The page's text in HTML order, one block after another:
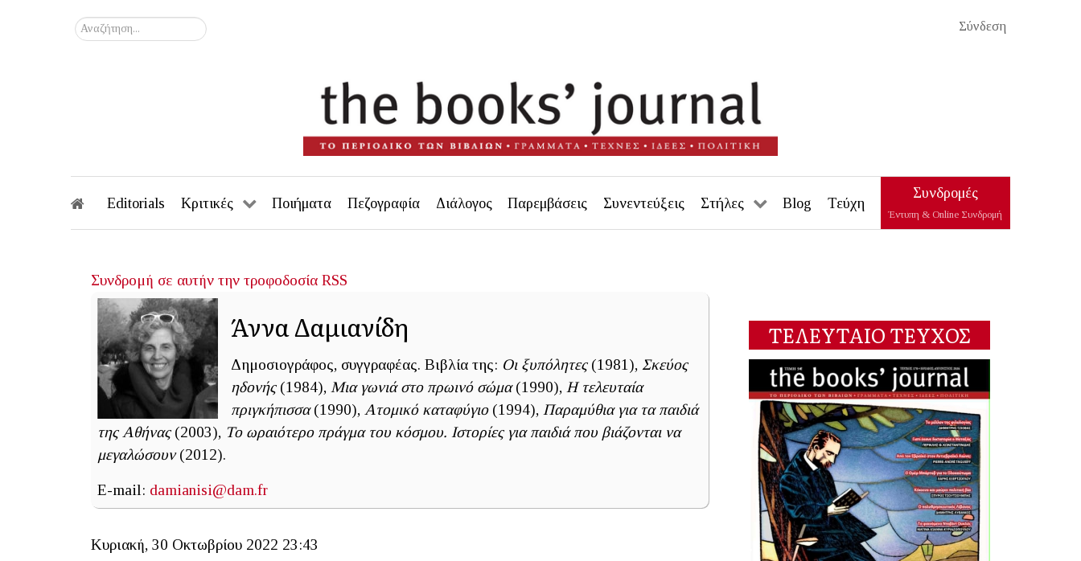
Σύνδεση
Αναζήτηση...
Editorials Κριτικές Ποιήματα Πεζογραφία Διάλογος Παρεμβάσεις Συνεντεύξεις Στήλες Blog Τεύχη
Συνδρομές
Έντυπη & Online Συνδρομή
Συνδρομή σε αυτήν την τροφοδοσία RSS
Άννα Δαμιανίδη
Δημοσιογράφος, συγγραφέας. Βιβλία της: Οι ξυπόλητες(1981), Σκεύος
ηδονής (1984), Μια γωνιά στο πρωινό σώμα(1990), Η τελευταία
πριγκήπισσα(1990), Ατομικό καταφύγιο(1994), Παραμύθια για τα παιδιά
της Αθήνας(2003), Το ωραιότερο πράγμα του κόσμου. Ιστορίες για παιδιά που βιάζονται να
μεγαλώσουν(2012).
E-mail: damianisi@dam.fr
Κυριακή, 30 Οκτωβρίου 2022 23:43
ΤΕΛΕΥΤΑΙΟ ΤΕΥΧΟΣ